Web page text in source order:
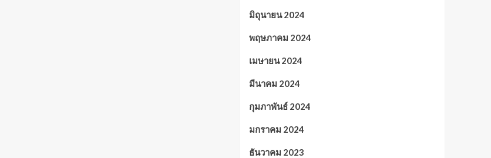
มิถุนายน 2024
พฤษภาคม 2024
เมษายน 2024
มีนาคม 2024
กุมภาพันธ์ 2024
มกราคม 2024
ธันวาคม 2023